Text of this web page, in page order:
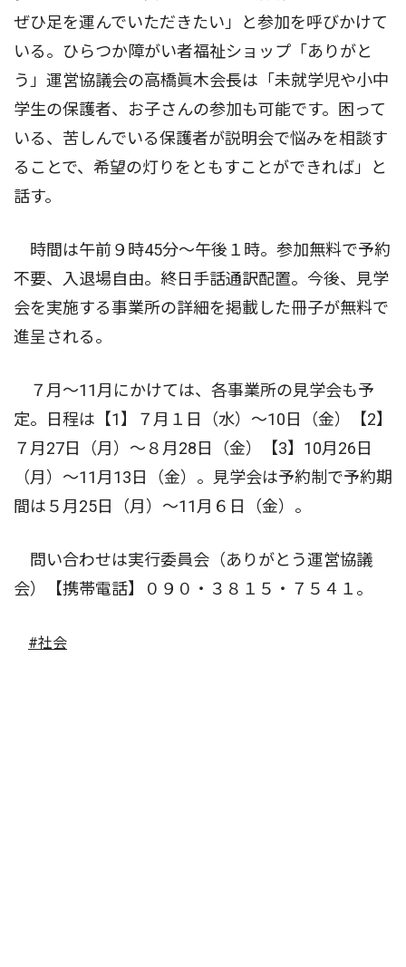
ぜひ足を運んでいただきたい」と参加を呼びかけて
いる。ひらつか障がい者福祉ショップ「ありがと
う」運営協議会の高橋眞木会長は「未就学児や小中
学生の保護者、お子さんの参加も可能です。困って
いる、苦しんでいる保護者が説明会で悩みを相談す
ることで、希望の灯りをともすことができれば」と
話す。
時間は午前９時45分〜午後１時。参加無料で予約
不要、入退場自由。終日手話通訳配置。今後、見学
会を実施する事業所の詳細を掲載した冊子が無料で
進呈される。
７月〜11月にかけては、各事業所の見学会も予
定。日程は【1】７月１日（水）〜10日（金）【2】
７月27日（月）〜８月28日（金）【3】10月26日
（月）〜11月13日（金）。見学会は予約制で予約期
間は５月25日（月）〜11月６日（金）。
問い合わせは実行委員会（ありがとう運営協議
会）【携帯電話】０９０・３８１５・７５４１。
#社会